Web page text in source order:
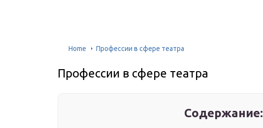
Home Профессии в сфере театра
Профессии в сфере театра
Содержание: